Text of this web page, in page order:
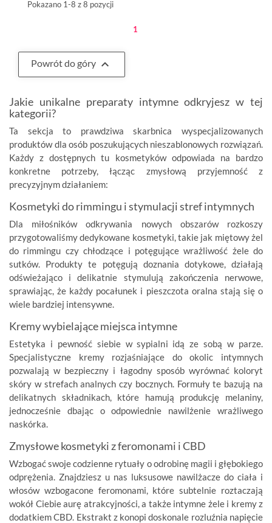
Pokazano 1-8 z 8 pozycji
1
Powrót do góry 
Jakie unikalne preparaty intymne odkryjesz w tej
kategorii?
Ta sekcja to prawdziwa skarbnica wyspecjalizowanych
produktów dla osób poszukujących nieszablonowych rozwiązań.
Każdy z dostępnych tu kosmetyków odpowiada na bardzo
konkretne potrzeby, łącząc zmysłową przyjemność z
precyzyjnym działaniem:
Kosmetyki do rimmingu i stymulacji stref intymnych
Dla miłośników odkrywania nowych obszarów rozkoszy
przygotowaliśmy dedykowane kosmetyki, takie jak miętowy żel
do rimmingu czy chłodzące i potęgujące wrażliwość żele do
sutków. Produkty te potęgują doznania dotykowe, działają
odświeżająco i delikatnie stymulują zakończenia nerwowe,
sprawiając, że każdy pocałunek i pieszczota oralna stają się o
wiele bardziej intensywne.
Kremy wybielające miejsca intymne
Estetyka i pewność siebie w sypialni idą ze sobą w parze.
Specjalistyczne kremy rozjaśniające do okolic intymnych
pozwalają w bezpieczny i łagodny sposób wyrównać koloryt
skóry w strefach analnych czy bocznych. Formuły te bazują na
delikatnych składnikach, które hamują produkcję melaniny,
jednocześnie dbając o odpowiednie nawilżenie wrażliwego
naskórka.
Zmysłowe kosmetyki z feromonami i CBD
Wzbogać swoje codzienne rytuały o odrobinę magii i głębokiego
odprężenia. Znajdziesz u nas luksusowe nawilżacze do ciała i
włosów wzbogacone feromonami, które subtelnie roztaczają
wokół Ciebie aurę atrakcyjności, a także intymne żele i kremy z
dodatkiem CBD. Ekstrakt z konopi doskonale rozluźnia napięcie